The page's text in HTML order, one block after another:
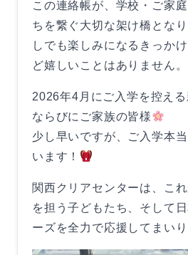
この連絡帳が、学校・ご家
ちを繋ぐ大切な架け橋とな
しでも楽しみになるきっか
ど嬉しいことはありません。
2026年4月にご入学を控える
ならびにご家族の皆様
少し早いですが、ご入学本
います！
関西クリアセンターは、こ
を担う子どもたち、そして
ーズを全力で応援してまい